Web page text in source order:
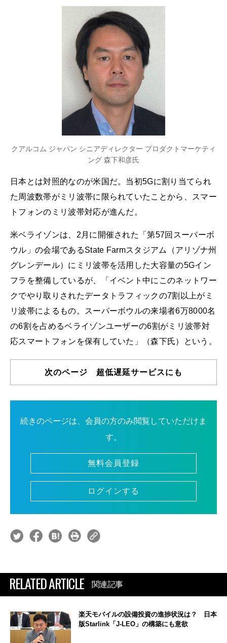
クアルコム ジャパン シニアディレクター プロダクトマーケティ
ング 森下和彦氏
日本とは対照的なのが米国だ。当初5Gに割り当てられ
た周波数帯がミリ波帯に限られていたことから、スマー
トフォンのミリ波帯対応が進んだ。
米ベライゾンは、2月に開催された「第57回スーパーボ
ウル」の会場であるState Farmスタジアム（アリゾナ州
グレンデール）にミリ波帯を活用した大容量の5Gイン
フラを整備しているが、「イベント中にこのネットワー
クでやり取りされたデータトラフィックの7割以上がミ
リ波帯によるもの。スーパーボウルの来場者6万8000名
の6割を占めるベライゾンユーザーの6割がミリ波帯対
応スマートフォンを保有していた」（森下氏）という。
次のページ 超低遅延サービスにも
続きのページは、会員の方のみ閲覧していただけま
す。
無料会員登録
ログインする
RELATED ARTICLE 関連記事
楽天モバイルの設備投資の進捗状況は？ 日本
版Starlink「J-LEO」の構築にも意欲